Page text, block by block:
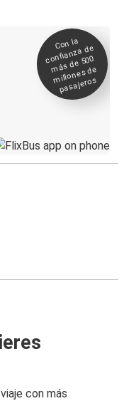
Con la
confianza de
más de 500
millones de
pasajeros
con más